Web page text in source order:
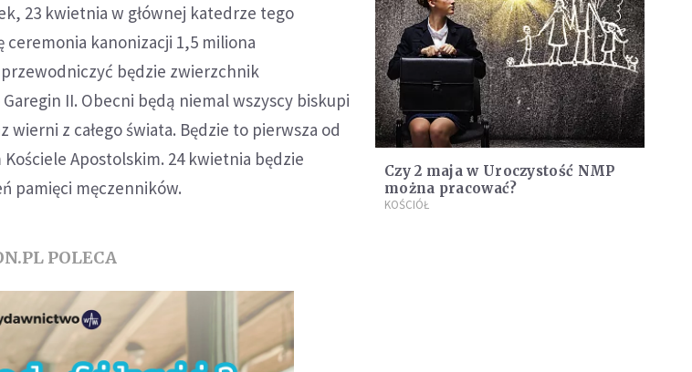
23 kwietnia w głównej katedrze tego
ceremonia kanonizacji 1,5 miliona
będzie zwierzchnik
II. Obecni będą niemal wszyscy biskupi
wierni z całego świata. Będzie to pierwsza od
Apostolskim. 24 kwietnia będzie
pamięci męczenników.
POLECA
Czy 2 maja w Uroczystość NMP
można pracować?
KOŚCIÓŁ